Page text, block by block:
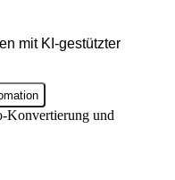
mit KI-gestützter